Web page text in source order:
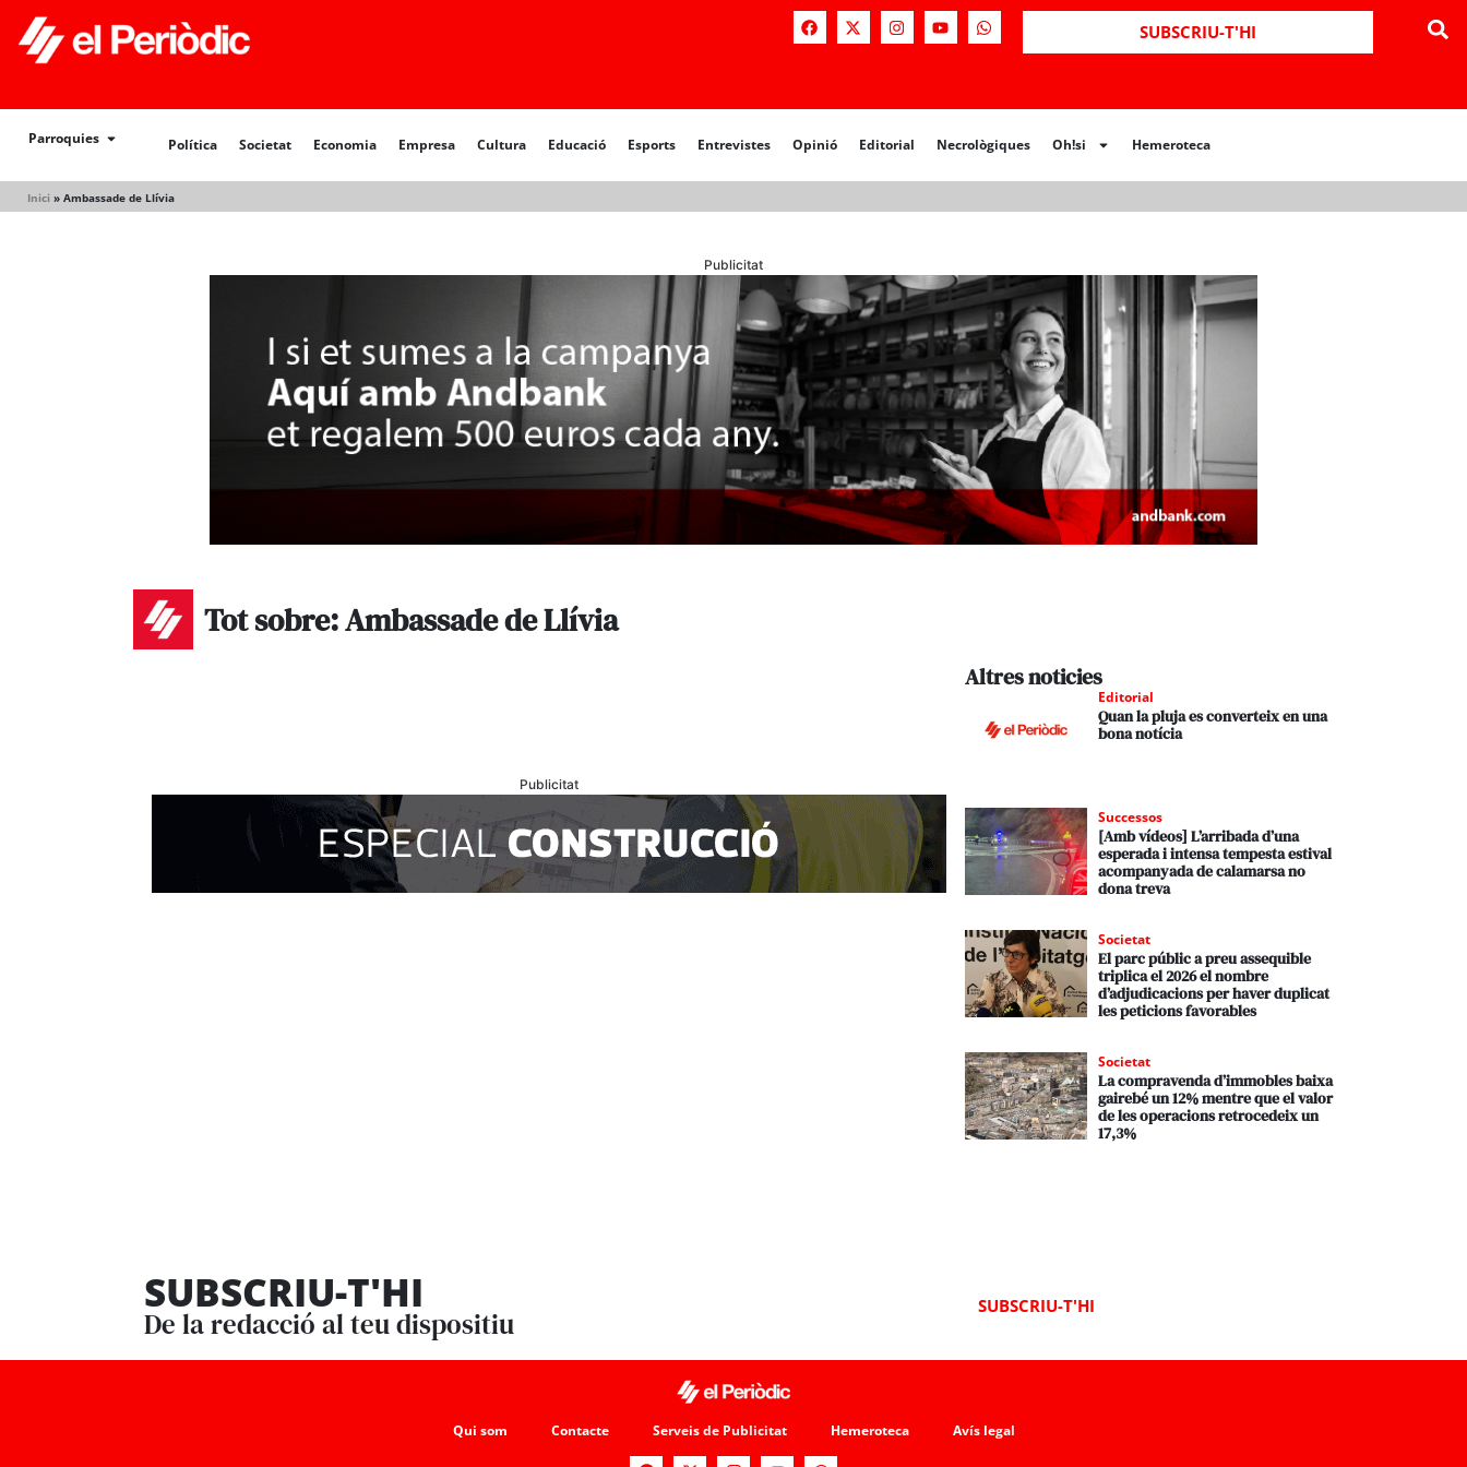
SUBSCRIU-T'HI
Parroquies Política Societat Economia Empresa Cultura Educació Esports Entrevistes Opinió Editorial Necrològiques Oh!si Hemeroteca
Inici » Ambassade de Llívia
Política Societat Opinió Editorial Necrològiques Hemeroteca
Publicitat
Tot sobre: Ambassade de Llívia
Publicitat
Altres noticies
Editorial
Quan la pluja es converteix en una
bona notícia
Successos
[Amb vídeos] L’arribada d’una
esperada i intensa tempesta estival
acompanyada de calamarsa no
dona treva
Societat
El parc públic a preu assequible
triplica el 2026 el nombre
d’adjudicacions per haver duplicat
les peticions favorables
Societat
La compravenda d’immobles baixa
gairebé un 12% mentre que el valor
de les operacions retrocedeix un
17,3%
SUBSCRIU-T'HI
De la redacció al teu dispositiu
SUBSCRIU-T'HI
Qui som Contacte Serveis de Publicitat Hemeroteca Avís legal